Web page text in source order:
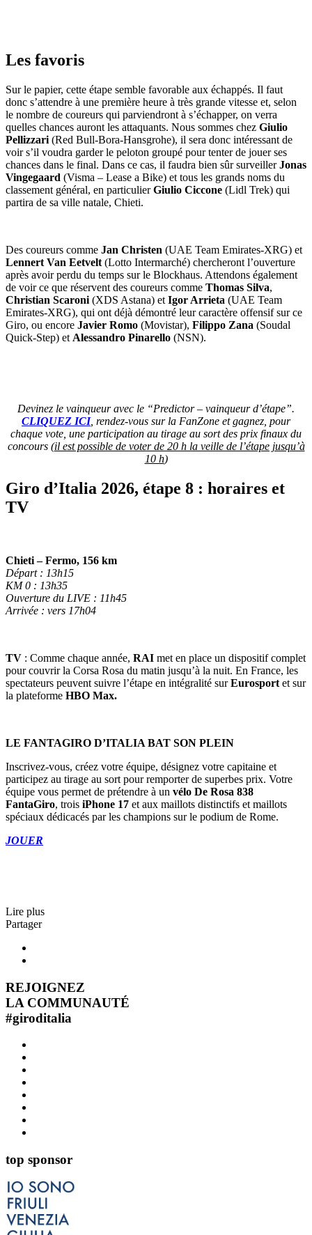
Les favoris
Sur le papier, cette étape semble favorable aux échappés. Il faut
donc s’attendre à une première heure à très grande vitesse et, selon
le nombre de coureurs qui parviendront à s’échapper, on verra
quelles chances auront les attaquants. Nous sommes chez Giulio
Pellizzari (Red Bull-Bora-Hansgrohe), il sera donc intéressant de
voir s’il voudra garder le peloton groupé pour tenter de jouer ses
chances dans le final. Dans ce cas, il faudra bien sûr surveillerJonas
Vingegaard (Visma – Lease a Bike) et tous les grands noms du
classement général, en particulierGiulio Ciccone (Lidl Trek) qui
partira de sa ville natale, Chieti.
Des coureurs comme Jan Christen (UAE Team Emirates-XRG) et
Lennert Van Eetvelt (Lotto Intermarché) chercheront l’ouverture
après avoir perdu du temps sur le Blockhaus. Attendons également
de voir ce que réservent des coureurs comme Thomas Silva,
Christian Scaroni (XDS Astana) et Igor Arrieta (UAE Team
Emirates-XRG), qui ont déjà démontré leur caractère offensif sur ce
Giro, ou encore Javier Romo (Movistar), Filippo Zana (Soudal
Quick-Step) et Alessandro Pinarello (NSN).
Devinez le vainqueur avec le “Predictor – vainqueur d’étape”.
CLIQUEZ ICI, rendez-vous sur la FanZone et gagnez, pour
chaque vote, une participation au tirage au sort des prix finaux du
concours (il est possible de voter de 20 h la veille de l’étape jusqu’à
10 h)
Giro d’Italia 2026, étape 8 : horaires et
TV
Chieti – Fermo, 156 km
Départ : 13h15
KM 0 : 13h35
Ouverture du LIVE : 11h45
Arrivée : vers 17h04
TV : Comme chaque année, RAI met en place un dispositif complet
pour couvrir la Corsa Rosa du matin jusqu’à la nuit. En France, les
spectateurs peuvent suivre l’étape en intégralité surEurosport et sur
la plateforme HBO Max.
LE FANTAGIRO D’ITALIA BAT SON PLEIN
Inscrivez-vous, créez votre équipe, désignez votre capitaine et
participez au tirage au sort pour remporter de superbes prix. Votre
équipe vous permet de prétendre à un vélo De Rosa 838
FantaGiro, trois iPhone 17 et aux maillots distinctifs et maillots
spéciaux dédicacés par les champions sur le podium de Rome.
JOUER
Lire plus
Partager
REJOIGNEZ
LA COMMUNAUTÉ
#giroditalia
top sponsor